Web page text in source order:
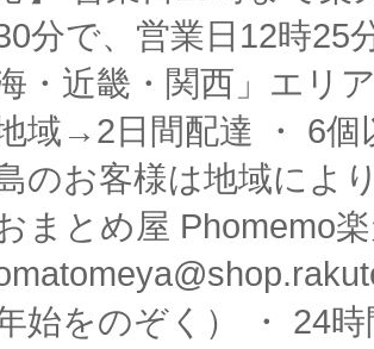
分で、営業日12時25
・近畿・関西」エリ
域→2日間配達 ・ 6個
のお客様は地域によ
まとめ屋 Phomemo
始をのぞく） ・ 24